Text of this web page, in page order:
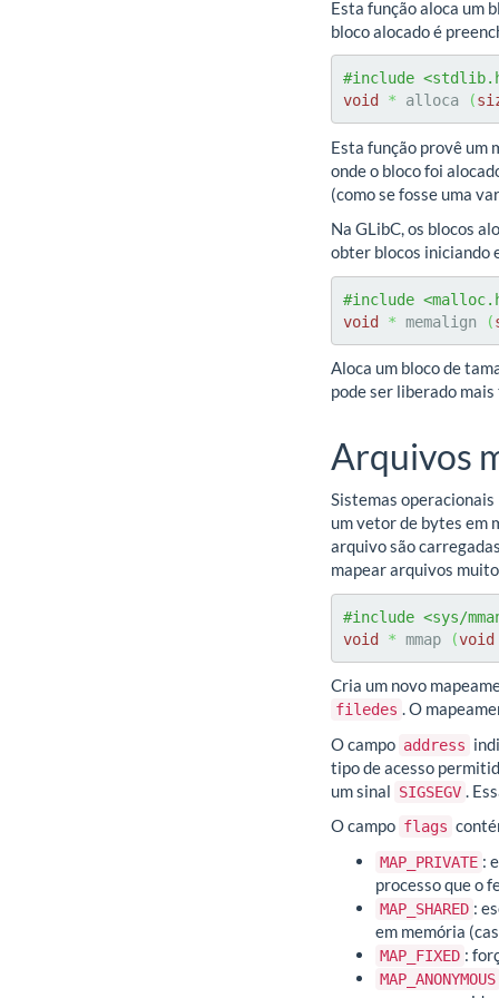
Esta função aloca um
bloco alocado é
#include
void
* alloca (
Esta função provê um
onde o bloco foi
(como se fosse uma
Na GLibC, os blocos
obter blocos iniciando
#include
void * memalign (
Aloca um bloco de
pode ser liberado
Arquivos
Sistemas
um vetor de bytes em
arquivo são
mapear arquivos
#include <sys/
void * mmap (void
Cria um novo
filedes . O
O campo address
tipo de acesso
um sinal SIGSEGV
.
O campo flags
MAP_PRIVATE :
processo que o
MAP_SHARED :
em memória
MAP_FIXED :
MAP_ANONYMOUS